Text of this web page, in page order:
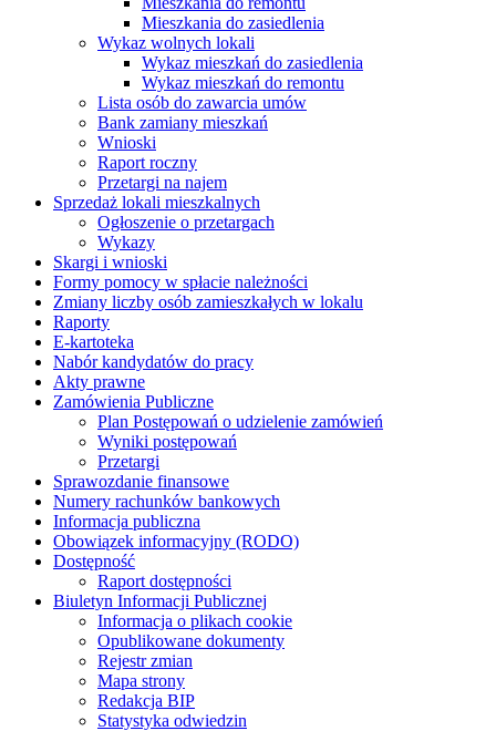
Mieszkania do zasiedlenia
Wykaz wolnych lokali
Wykaz mieszkań do zasiedlenia
Wykaz mieszkań do remontu
Lista osób do zawarcia umów
Bank zamiany mieszkań
Wnioski
Raport roczny
Przetargi na najem
Sprzedaż lokali mieszkalnych
Ogłoszenie o przetargach
Wykazy
Skargi i wnioski
Formy pomocy w spłacie należności
Zmiany liczby osób zamieszkałych w lokalu
Raporty
E-kartoteka
Nabór kandydatów do pracy
Akty prawne
Zamówienia Publiczne
Plan Postępowań o udzielenie zamówień
Wyniki postępowań
Przetargi
Sprawozdanie finansowe
Numery rachunków bankowych
Informacja publiczna
Obowiązek informacyjny (RODO)
Dostępność
Raport dostępności
Biuletyn Informacji Publicznej
Informacja o plikach cookie
Opublikowane dokumenty
Rejestr zmian
Mapa strony
Redakcja BIP
Statystyka odwiedzin